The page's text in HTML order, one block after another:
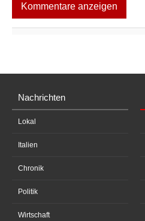
Kommentare anzeigen
Nachrichten
Lokal
Italien
Chronik
Politik
Wirtschaft